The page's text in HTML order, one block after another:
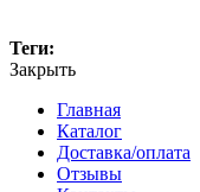
Теги:
Закрыть
Главная
Каталог
Доставка/оплата
Отзывы